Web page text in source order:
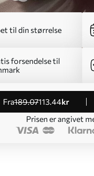
til din størrelse
forsendelse til
fra189.07113.44kr
Prisen er angivet